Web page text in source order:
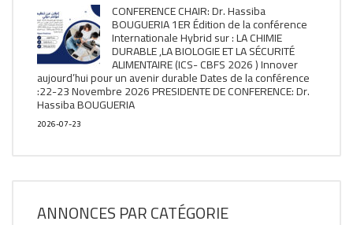
CONFERENCE CHAIR: Dr. Hassiba
BOUGUERIA 1ER Édition de la conférence
Internationale Hybrid sur : LA CHIMIE
DURABLE ,LA BIOLOGIE ET LA SÉCURITÉ
ALIMENTAIRE (ICS- CBFS 2026 ) Innover
aujourd’hui pour un avenir durable Dates de la conférence
:22-23 Novembre 2026 PRESIDENTE DE CONFERENCE: Dr.
Hassiba BOUGUERIA
2026-07-23
ANNONCES PAR CATÉGORIE